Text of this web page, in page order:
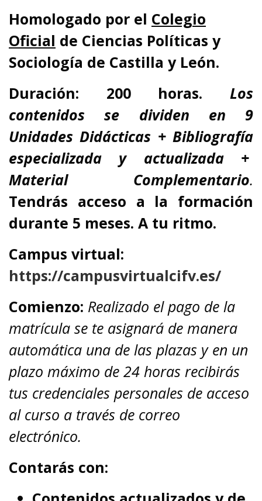
Homologado por el Colegio
Oficial de Ciencias Políticas y
Sociología de Castilla y León.
Duración: 200 horas. Los
contenidos se dividen en 9
Unidades Didácticas + Bibliografía
especializada y actualizada +
Material Complementario.
Tendrás acceso a la formación
durante 5 meses. A tu ritmo.
Campus virtual:
https://campusvirtualcifv.es/
Comienzo: Realizado el pago de la
matrícula se te asignará de manera
automática una de las plazas y en un
plazo máximo de 24 horas recibirás
tus credenciales personales de acceso
al curso a través de correo
electrónico.
Contarás con: